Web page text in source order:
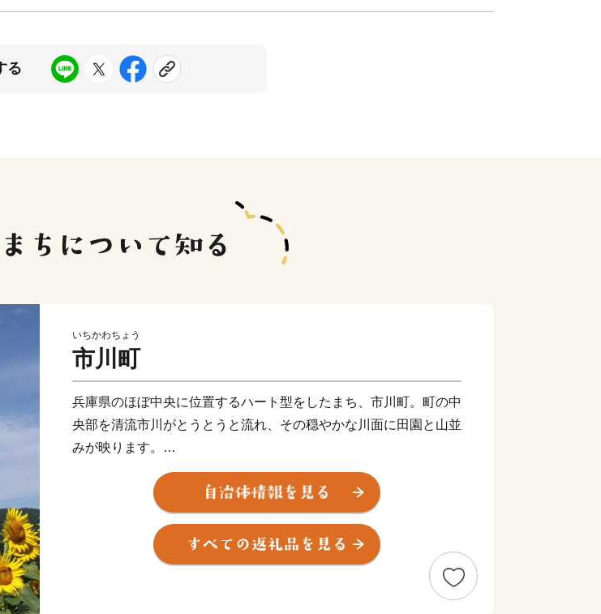
る
いちかわちょう
市川町
兵庫県のほぼ中央に位置するハート型をしたまち、市川町。町の中
央部を清流市川がとうとうと流れ、その穏やかな川面に田園と山並
みが映ります。
★ABCテレビのニュース情報番組「キャスト」で「田隅養鶏
場」”タズミの卵”が紹介されました！
👉 タズミの卵Ｍサイズ【（30個×3か月）】
👉タズミの卵Ｍサイズ【（30個×6か月）】
👉 卵黄で作ったこだわりのマヨネーズ【5個】